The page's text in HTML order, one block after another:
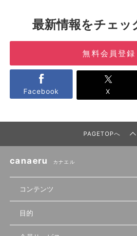
最新情報をチェッ
無料会員登録
Facebook X
PAGETOPへ
canaeru カナエル
コンテンツ
無料開業相談
目的